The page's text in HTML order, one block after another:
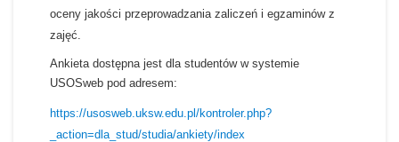
oceny jakości przeprowadzania zaliczeń i egzaminów z
zajęć.
Ankieta dostępna jest dla studentów w systemie
USOSweb pod adresem:
https://usosweb.uksw.edu.pl/kontroler.php?
_action=dla_stud/studia/ankiety/index